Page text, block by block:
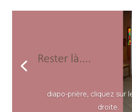
diapo-prière, cliquez sur
droite.